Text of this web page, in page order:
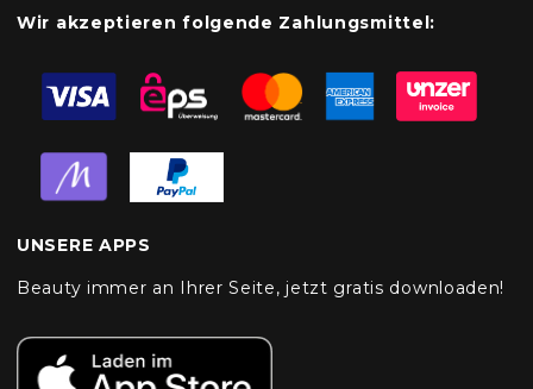
Wir akzeptieren folgende Zahlungsmittel:
UNSERE APPS
Beauty immer an Ihrer Seite, jetzt gratis downloaden!